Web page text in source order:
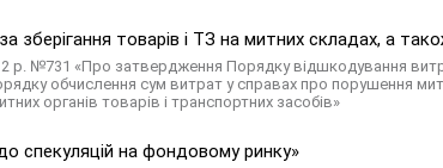
зберігання товарів і ТЗ на митних складах, а
р. №731 «Про затвердження Порядку відшкодування
обчислення сум витрат у справах про порушення
органів товарів і транспортних засобів»
спекуляцій на фондовому ринку»